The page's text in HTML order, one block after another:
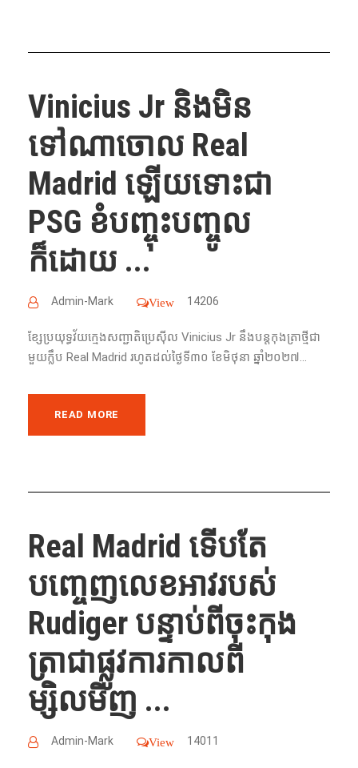
Vinicius Jr និងមិន
ទៅណាចោល Real
Madrid ឡើយទោះ​ជា​
PSG ខំ​បញ្ចុះបញ្ចូល​
ក៏ដោយ ...
Admin-Mark View 14206
ខ្សែ​ប្រយុទ្ធវ័យក្មេងសញ្ជាតិប្រេស៊ីល Vinicius Jr នឹង​បន្ត​កុងត្រា​ថ្មី​ជា​
មួយ​ក្លឹប​ Real Madrid រហូត​ដល់​ថ្ងៃ​ទី​៣០ ខែ​មិថុនា​ ឆ្នាំ​២០២៧...
READ MORE
Real Madrid ទើប​តែ​
បញ្ចេញ​លេខ​អាវ​របស់​
Rudiger បន្ទាប់​ពី​ចុះ​កុង
ត្រា​ជា​ផ្លូវការ​កាលពី
ម្សិលមិញ ...
Admin-Mark View 14011